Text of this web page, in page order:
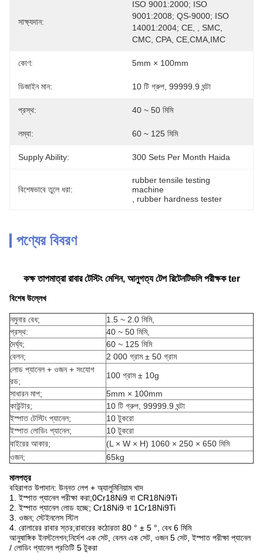
সাক্ষ্যদান:
ISO 9001:2000; ISO
9001:2008; QS-9000; ISO
14001:2004; CE, , SMC,
CMC, CPA, CE,CMA,IMC
কোণ: 5mm × 100mm
ডিজাইন মান: 10 টি গ্রুপ, 99999.9 ঘন্টা
প্রস্থ: 40 ~ 50 মিমি
লম্বা: 60 ~ 125 মিমি
Supply Ability: 300 Sets Per Month Haida
বিশেষভাবে তুলে ধরা:
rubber tensile testing
machine
rubber hardness tester
পণ্যের বিবরণ
কক্ষ তাপমাত্রা রাবার টেস্টিং মেশিন, আনুগত্য টেপ রিটেনটিভলি পরীক্ষক ter
বিশেষ উল্লেখ
নমুনার বেধ;
1.5 ~ 2.0 মিমি,
প্রস্থ:
40 ~ 50 মিমি,
দৈর্ঘ্য;
60 ~ 125 মিমি
বেলন;
2 000 গ্রাম ± 50 গ্রাম
লোড প্যানেল + ওজন + সংযোগ
রড;
100 গ্রাম ± 10g
সাধারন মাপ;
5mm × 100mm
কাউন্টার;
10 টি গ্রুপ, 99999.9 ঘন্টা
ইস্পাত টেস্টিং প্যানেল;
10 টুকরো
ইস্পাত লোডিং প্যানেল;
10 টুকরো
বাইরের আকার;
(L × W × H) 1060 × 250 × 650 মিমি
ওজন;
65kg
মালপত্র
বহিরাগত উপাদান: উন্নত লেপ + অ্যালুমিনিয়াম খাদ
1. ইস্পাত প্যানেল পরীক্ষা করা;0Cr18Ni9 বা CR18Ni9Ti
2. ইস্পাত প্যানেল লোড হচ্ছে; Cr18Ni9 বা 1Cr18Ni9Ti
3. ওজন; স্টেইনলেস স্টিল
4. রোলারের রাবার স্তর;রাবারের কঠোরতা 80 ° ± 5 °, বেধ 6 মিমি
আনুষাঙ্গিক ইনস্টলেশন;নির্দেশ এক সেট, বেলন এক সেট, ওজন 5 সেট, ইস্পাত পরীক্ষা প্যানেল
/ লোডিং প্যানেল প্রতিটি 5 টুকরা